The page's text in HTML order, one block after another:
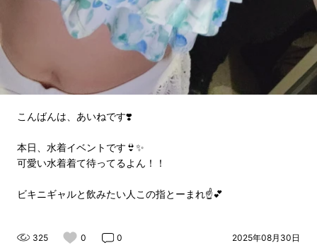
こんばんは、あいねです❣️
本日、水着イベントです👙✨
可愛い水着着て待ってるよん！！
ビキニギャルと飲みたい人この指とーまれ☝💕
325 0 0 2025年08月30日